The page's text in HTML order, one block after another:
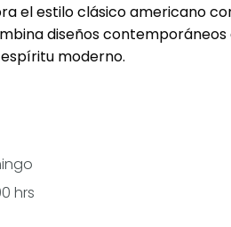
el estilo clásico americano
diseños
moderno.
hrs